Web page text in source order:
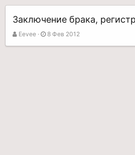
Заключение брака,
А
Eevee
Д
8 Фев 2012